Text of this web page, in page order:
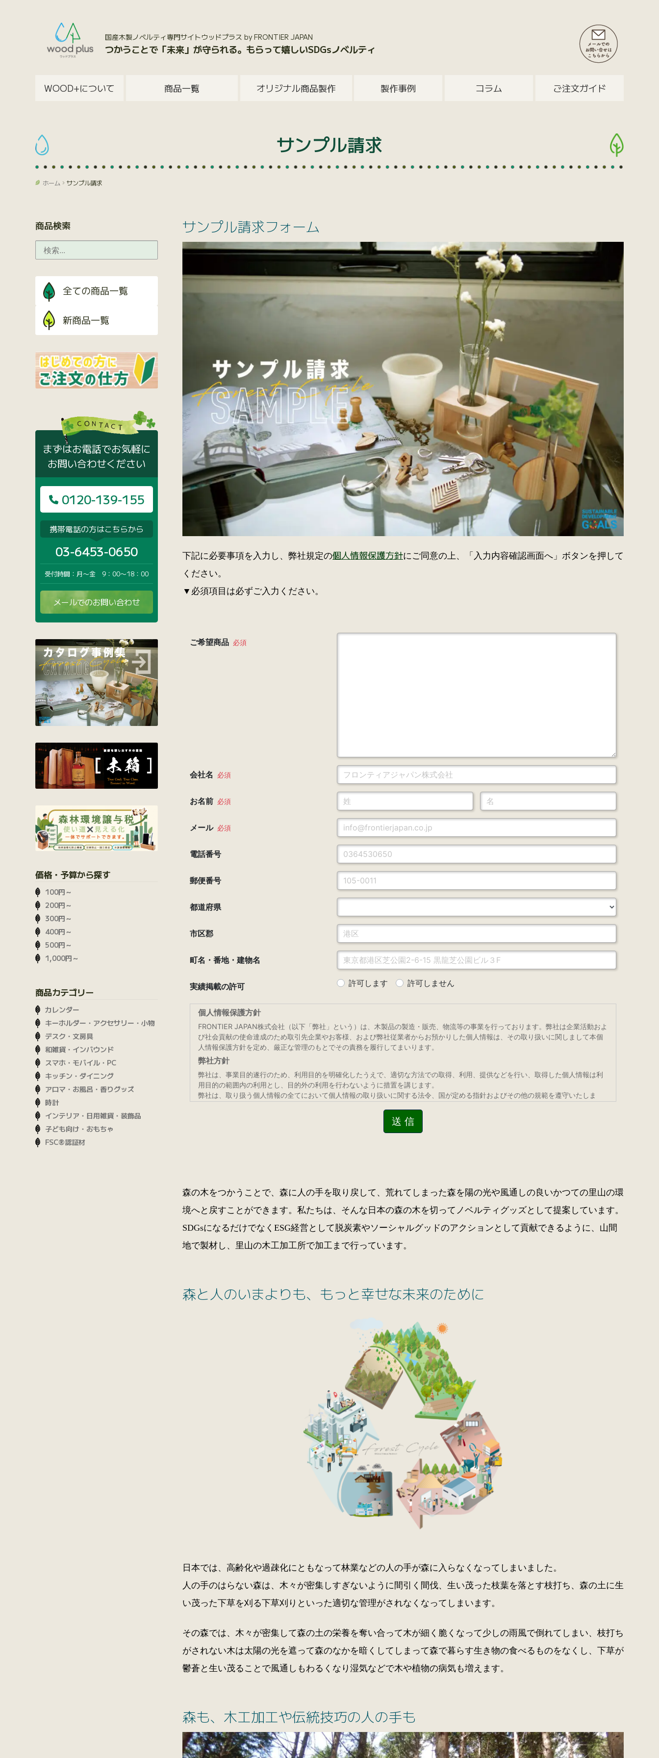
国産木製ノベルティ専門サイトウッドプラス by FRONTIER JAPAN
つかうことで「未来」が守られる。もらって嬉しいSDGsノベルティ
WOOD+について 商品一覧 オリジナル商品製作 製作事例 コラム ご注文ガイド
サンプル請求
ホーム サンプル請求
サンプル請求フォーム
下記に必要事項を⼊⼒し、弊社規定の個⼈情報保護⽅針にご同意の上、「⼊⼒内容確認画⾯へ」ボタンを押して
ください。
▼必須項⽬は必ずご⼊⼒ください。
森の木をつかうことで、森に人の手を取り戻して、荒れてしまった森を陽の光や風通しの良いかつての里山の環
境へと戻すことができます。私たちは、そんな日本の森の木を切ってノベルティグッズとして提案しています。
SDGsになるだけでなくESG経営として脱炭素やソーシャルグッドのアクションとして貢献できるように、山間
地で製材し、里山の木工加工所で加工まで行っています。
森と人のいまよりも、もっと幸せな未来のために
日本では、高齢化や過疎化にともなって林業などの人の手が森に入らなくなってしまいました。
人の手のはらない森は、木々が密集しすぎないように間引く間伐、生い茂った枝葉を落とす枝打ち、森の土に生
い茂った下草を刈る下草刈りといった適切な管理がされなくなってしまいます。
その森では、木々が密集して森の土の栄養を奪い合って木が細く脆くなって少しの雨風で倒れてしまい、枝打ち
がされない木は太陽の光を遮って森のなかを暗くしてしまって森で暮らす生き物の食べるものをなくし、下草が
鬱蒼と生い茂ることで風通しもわるくなり湿気などで木や植物の病気も増えます。
森も、木工加工や伝統技巧の人の手も
商品検索
まずはお電話でお気軽に
お問い合わせください
0120-139-155
携帯電話の方はこちらから
03-6453-0650
受付時間：月〜金 9：00〜18：00
メールでのお問い合わせ
価格・予算から探す
100円～
200円～
300円～
400円～
500円～
1,000円～
商品カテゴリー
カレンダー
キーホルダー・アクセサリー・小物
デスク・文房具
和雑貨・インバウンド
スマホ・モバイル・PC
キッチン・ダイニング
アロマ・お風呂・香りグッズ
時計
インテリア・日用雑貨・装飾品
子ども向け・おもちゃ
FSC®認証材